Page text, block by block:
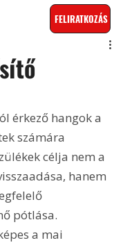
FELIRATKOZÁS
érkező hangok a
számára
célja nem a
hanem
pótlása.
a mai